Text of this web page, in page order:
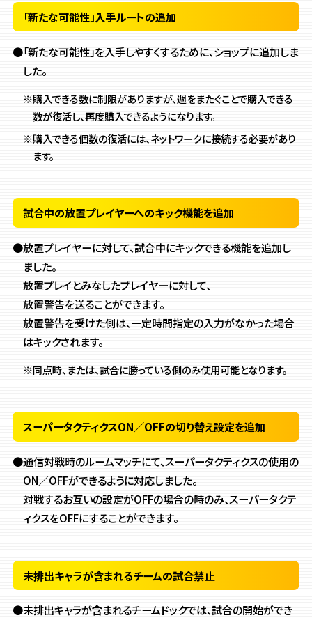
「新たな可能性」入手ルートの追加
●「新たな可能性」を入手しやすくするために、ショップに追加しま
した。
※購入できる数に制限がありますが、週をまたぐことで購入できる
数が復活し、再度購入できるようになります。
※購入できる個数の復活には、ネットワークに接続する必要があり
ます。
試合中の放置プレイヤーへのキック機能を追加
●放置プレイヤーに対して、試合中にキックできる機能を追加し
ました。
放置プレイとみなしたプレイヤーに対して、
放置警告を送ることができます。
放置警告を受けた側は、一定時間指定の入力がなかった場合
はキックされます。
※同点時、または、試合に勝っている側のみ使用可能となります。
スーパータクティクスON／OFFの切り替え設定を追加
●通信対戦時のルームマッチにて、スーパータクティクスの使用の
ON／OFFができるように対応しました。
対戦するお互いの設定がOFFの場合の時のみ、スーパータクテ
ィクスをOFFにすることができます。
未排出キャラが含まれるチームの試合禁止
●未排出キャラが含まれるチームドックでは、試合の開始ができ